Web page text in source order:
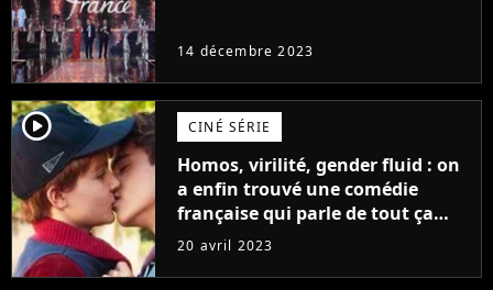
14 décembre 2023
player2 CINÉ SÉRIE
Homos, virilité, gender fluid : on
a enfin trouvé une comédie
française qui parle de tout ça
sans être super ringarde
20 avril 2023